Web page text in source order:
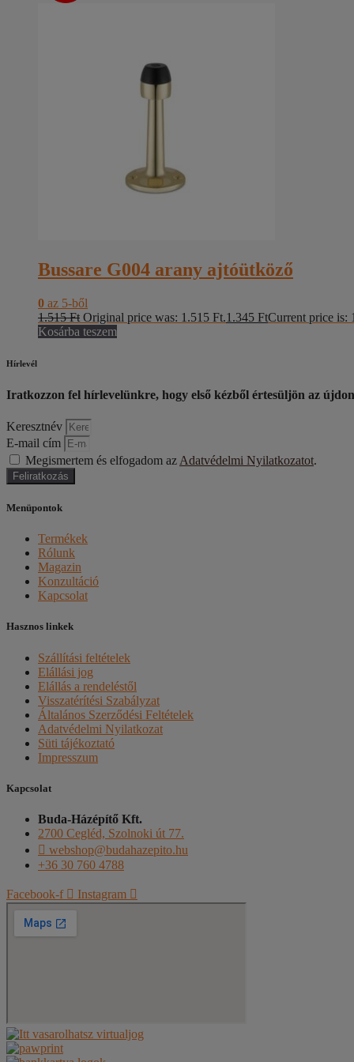
Bussare G004 arany ajtóütköző
0 az 5-ből
1.515Ft Original price was: 1.515 Ft.1.345 FtCurrent price is:
Kosárba teszem
Hírlevél
Iratkozzon fel hírlevelünkre, hogy első kézből értesüljön az
Keresztnév
E-mail cím
Megismertem és elfogadom az Adatvédelmi Nyilatkozatot.
Feliratkozás
Menüpontok
Termékek
Rólunk
Magazin
Konzultáció
Kapcsolat
Hasznos linkek
Szállítási feltételek
Elállási jog
Elállás a rendeléstől
Visszatérítési Szabályzat
Általános Szerződési Feltételek
Adatvédelmi Nyilatkozat
Süti tájékoztató
Impresszum
Kapcsolat
Buda-Házépítő Kft.
2700 Cegléd, Szolnoki út 77.
webshop@budahazepito.hu
+36 30 760 4788
Facebook-f Instagram